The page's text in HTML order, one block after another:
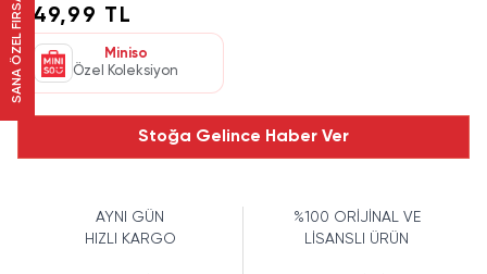
SANA ÖZEL FIRSAT249,99 TL
Miniso
Özel Koleksiyon
Stoğa Gelince Haber Ver
AYNI GÜN
HIZLI KARGO
%100 ORİJİNAL VE
LİSANSLI ÜRÜN